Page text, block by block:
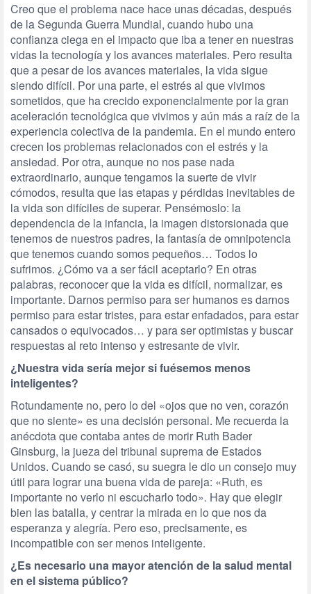
Creo que el problema nace hace unas décadas, después
de la Segunda Guerra Mundial, cuando hubo una
confianza ciega en el impacto que iba a tener en nuestras
vidas la tecnología y los avances materiales. Pero resulta
que a pesar de los avances materiales, la vida sigue
siendo difícil. Por una parte, el estrés al que vivimos
sometidos, que ha crecido exponencialmente por la gran
aceleración tecnológica que vivimos y aún más a raíz de la
experiencia colectiva de la pandemia. En el mundo entero
crecen los problemas relacionados con el estrés y la
ansiedad. Por otra, aunque no nos pase nada
extraordinario, aunque tengamos la suerte de vivir
cómodos, resulta que las etapas y pérdidas inevitables de
la vida son difíciles de superar. Pensémoslo: la
dependencia de la infancia, la imagen distorsionada que
tenemos de nuestros padres, la fantasía de omnipotencia
que tenemos cuando somos pequeños… Todos lo
sufrimos. ¿Cómo va a ser fácil aceptarlo? En otras
palabras, reconocer que la vida es difícil, normalizar, es
importante. Darnos permiso para ser humanos es darnos
permiso para estar tristes, para estar enfadados, para estar
cansados o equivocados… y para ser optimistas y buscar
respuestas al reto intenso y estresante de vivir.
¿Nuestra vida sería mejor si fuésemos menos
inteligentes?
Rotundamente no, pero lo del «ojos que no ven, corazón
que no siente» es una decisión personal. Me recuerda la
anécdota que contaba antes de morir Ruth Bader
Ginsburg, la jueza del tribunal suprema de Estados
Unidos. Cuando se casó, su suegra le dio un consejo muy
útil para lograr una buena vida de pareja: «Ruth, es
importante no verlo ni escucharlo todo». Hay que elegir
bien las batalla, y centrar la mirada en lo que nos da
esperanza y alegría. Pero eso, precisamente, es
incompatible con ser menos inteligente.
¿Es necesario una mayor atención de la salud mental
en el sistema público?